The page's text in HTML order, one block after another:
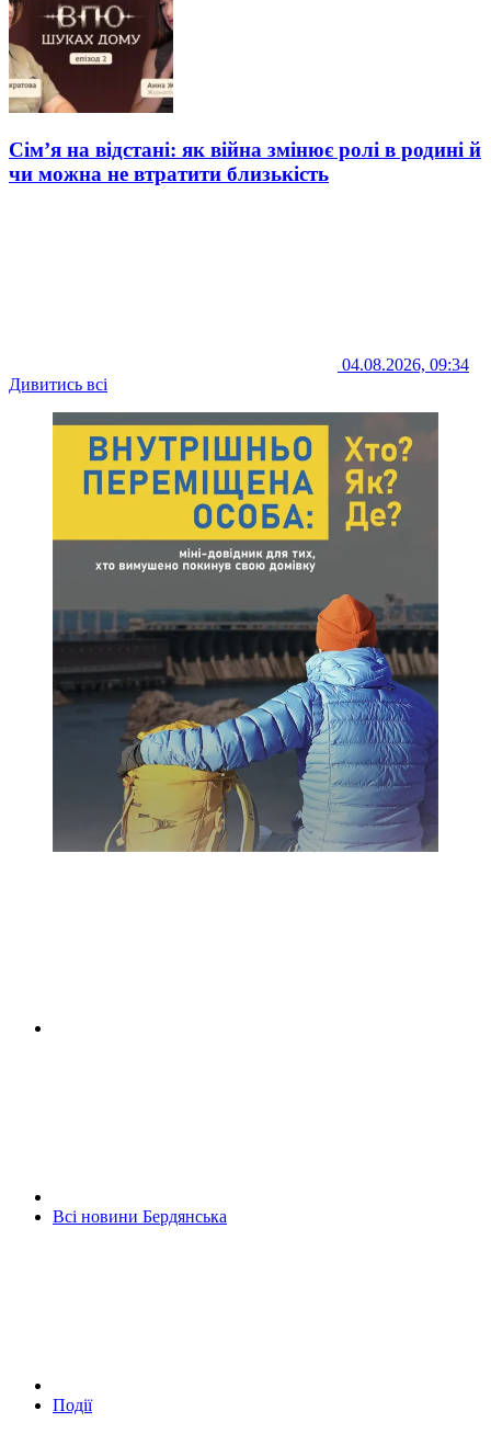
Сім’я на відстані: як війна змінює ролі в родині й
чи можна не втратити близькість
04.08.2026, 09:34
Дивитись всі
Всі новини Бердянська
Події